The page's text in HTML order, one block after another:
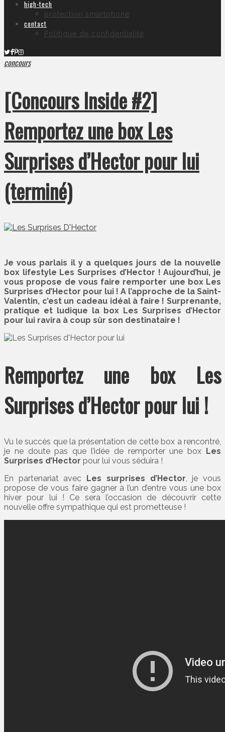
high-tech
protection smartphone
contact
Politique de confidentialité
concours
[Concours Inside #2]
Remportez une box Les
Surprises d’Hector pour lui
(terminé)
Je vous parlais il y a quelques jours de la nouvelle
box lifestyle Les Surprises d’Hector ! Aujourd’hui, je
vous propose de vous faire remporter une box Les
Surprises d’Hector pour lui ! A l’approche de la Saint-
Valentin, c’est un cadeau idéal à faire ! Surprenante,
pratique et ludique la box Les Surprises d’Hector
pour lui ravira à coup sûr son destinataire !
Remportez une box Les
Surprises d’Hector pour lui !
Vu le succès que la présentation de cette box a rencontré,
je ne doute pas que l’idée de remporter une box Les
Surprises d’Hector pour lui vous séduira !
En partenariat avec Les surprises d’Hector , je vous
propose de vous faire gagner à l’un d’entre vous une box
hiver pour lui ! Ce sera l’occasion de découvrir cette
nouvelle offre sympathique qui est prometteuse !